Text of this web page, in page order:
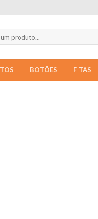
BOTÕES FITAS